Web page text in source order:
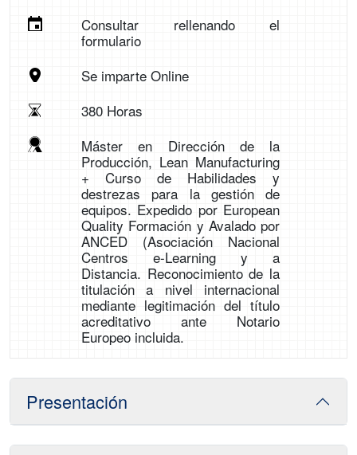
Consultar rellenando el
formulario
Se imparte Online
380 Horas
Máster en Dirección de la
Producción, Lean Manufacturing
+ Curso de Habilidades y
destrezas para la gestión de
equipos. Expedido por European
Quality Formación y Avalado por
ANCED (Asociación Nacional
Centros e-Learning y a
Distancia. Reconocimiento de la
titulación a nivel internacional
mediante legitimación del título
acreditativo ante Notario
Europeo incluida.
Presentación